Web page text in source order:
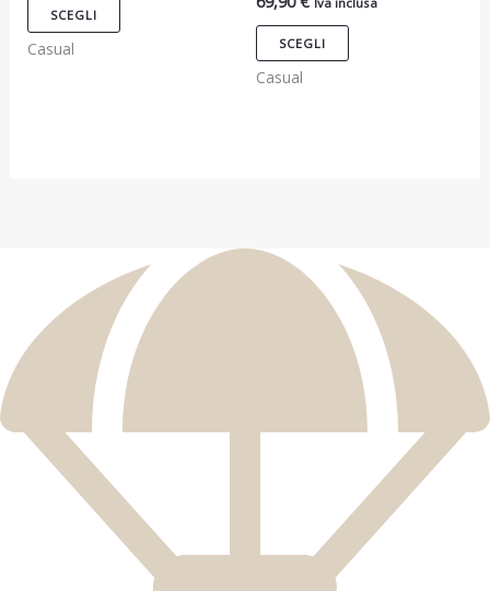
SCEGLI
possono
Casual SCEGLI
opzioni
essere
Casual